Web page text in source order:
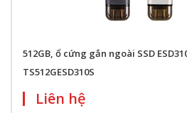
512GB, ổ cứng gắn ngoài SSD
TS512GESD310S
Liên hệ